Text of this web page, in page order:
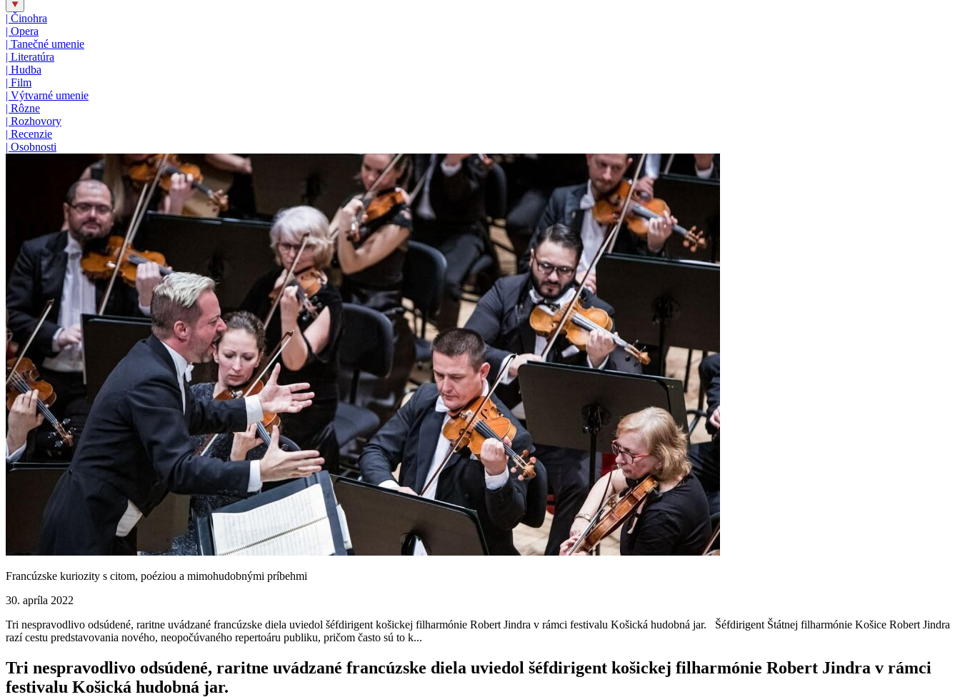
| Činohra
| Opera
| Tanečné umenie
| Literatúra
| Hudba
| Film
| Výtvarné umenie
| Rôzne
| Rozhovory
| Recenzie
| Osobnosti
Francúzske kuriozity s citom, poéziou a mimohudobnými príbehmi
30. apríla 2022
Tri nespravodlivo odsúdené, raritne uvádzané francúzske diela uviedol šéfdirigent košickej filharmónie Robert Jindra v rámci festivalu Košická hudobná jar. Šéfdirigent Štátnej filharmónie Košice Robert Jindra
razí cestu predstavovania nového, neopočúvaného repertoáru publiku, pričom často sú to k...
Tri nespravodlivo odsúdené, raritne uvádzané francúzske diela uviedol šéfdirigent košickej filharmónie Robert Jindra v rámci
festivalu Košická hudobná jar.